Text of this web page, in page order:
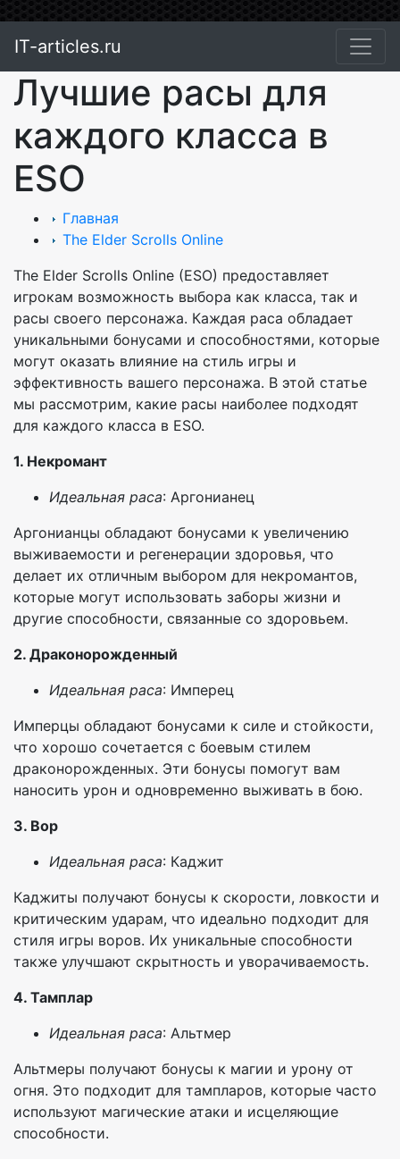
IT-articles.ru
Лучшие расы для
каждого класса в
ESO
Главная
The Elder Scrolls Online
The Elder Scrolls Online (ESO) предоставляет
игрокам возможность выбора как класса, так и
расы своего персонажа. Каждая раса обладает
уникальными бонусами и способностями, которые
могут оказать влияние на стиль игры и
эффективность вашего персонажа. В этой статье
мы рассмотрим, какие расы наиболее подходят
для каждого класса в ESO.
1. Некромант
Идеальная раса: Аргонианец
Аргонианцы обладают бонусами к увеличению
выживаемости и регенерации здоровья, что
делает их отличным выбором для некромантов,
которые могут использовать заборы жизни и
другие способности, связанные со здоровьем.
2. Драконорожденный
Идеальная раса: Имперец
Имперцы обладают бонусами к силе и стойкости,
что хорошо сочетается с боевым стилем
драконорожденных. Эти бонусы помогут вам
наносить урон и одновременно выживать в бою.
3. Вор
Идеальная раса: Каджит
Каджиты получают бонусы к скорости, ловкости и
критическим ударам, что идеально подходит для
стиля игры воров. Их уникальные способности
также улучшают скрытность и уворачиваемость.
4. Тамплар
Идеальная раса: Альтмер
Альтмеры получают бонусы к магии и урону от
огня. Это подходит для тампларов, которые часто
используют магические атаки и исцеляющие
способности.